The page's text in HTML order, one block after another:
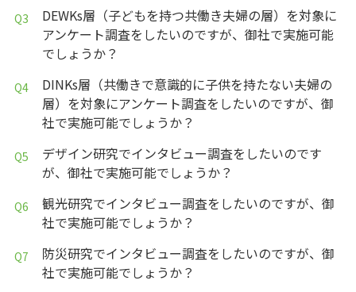
DEWKs層（子どもを持つ共働き夫婦の層）を対象に
アンケート調査をしたいのですが、御社で実施可能
でしょうか？
DINKs層（共働きで意識的に子供を持たない夫婦の
層）を対象にアンケート調査をしたいのですが、御
社で実施可能でしょうか？
デザイン研究でインタビュー調査をしたいのです
が、御社で実施可能でしょうか？
観光研究でインタビュー調査をしたいのですが、御
社で実施可能でしょうか？
防災研究でインタビュー調査をしたいのですが、御
社で実施可能でしょうか？